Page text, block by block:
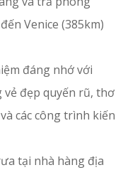
Venice (385km)
đáng nhớ với
đẹp quyến rũ, thơ
các công trình kiến
tại nhà hàng địa